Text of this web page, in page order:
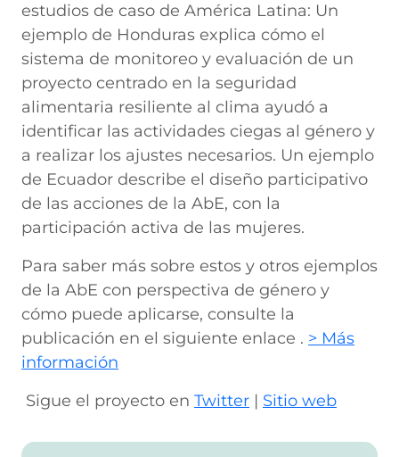
estudios de caso de América Latina: Un
ejemplo de Honduras explica cómo el
sistema de monitoreo y evaluación de un
proyecto centrado en la seguridad
alimentaria resiliente al clima ayudó a
identificar las actividades ciegas al género y
a realizar los ajustes necesarios. Un ejemplo
de Ecuador describe el diseño participativo
de las acciones de la AbE, con la
participación activa de las mujeres.
Para saber más sobre estos y otros ejemplos
de la AbE con perspectiva de género y
cómo puede aplicarse, consulte la
publicación en el siguiente enlace . > Más
información
Sigue el proyecto en Twitter | Sitio web